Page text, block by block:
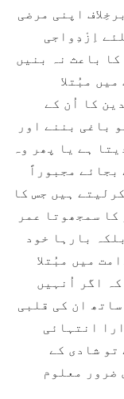
اپنی مرضی
اِزْدِواجی
باعث نہ بنیں
مبُتلا
کا اُن کے
باغی بننے اور
ہے یا پھر وہ
بجائے مجبوراً
ہیں جس کا
سمجھوتا عمر
بارہا خود
میں مبُتلا
اگر اُنہیں
ان کی قلبی
انتہائی
تو شادی کے
ضرور معلوم